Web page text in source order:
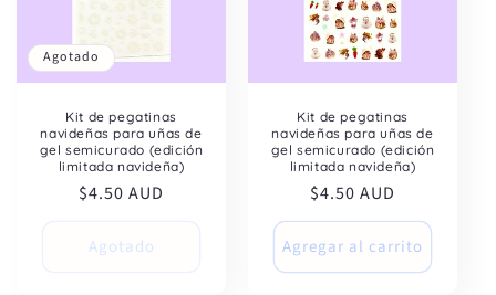
Agotado
Kit de pegatinas
navideñas para uñas de
gel semicurado (edición
limitada navideña)
Precio
$4.50 AUD
Agotado
Kit de pegatinas
navideñas para uñas de
gel semicurado (edición
limitada navideña)
Precio
habitual
$4.50 AUD
Agregar al carrito